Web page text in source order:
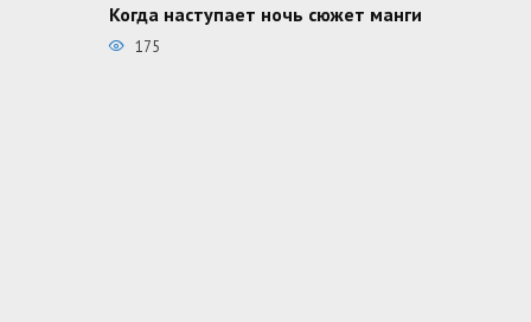
Когда наступает ночь сюжет манги
175